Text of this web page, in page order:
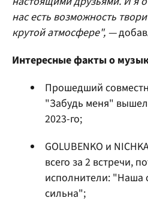
нас есть возможность
крутой атмосфере", —
Интересные факты о
Прошедший
"Забудь меня"
2023-го;
GOLUBENKO и
всего за 2 встречи,
исполнители: "Наша
сильна";